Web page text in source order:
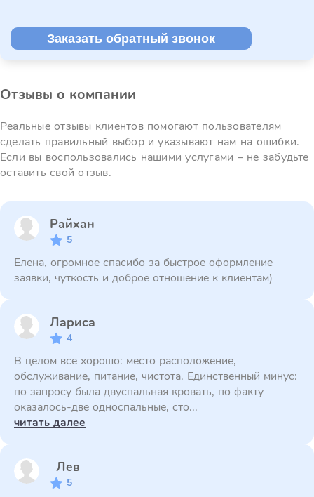
Заказать обратный звонок
Отзывы о компании
Реальные отзывы клиентов помогают пользователям
сделать правильный выбор и указывают нам на ошибки.
Если вы воспользовались нашими услугами – не забудьте
оставить свой отзыв.
Райхан
5
Елена, огромное спасибо за быстрое оформление
заявки, чуткость и доброе отношение к клиентам)
Лариса
4
В целом все хорошо: место расположение,
обслуживание, питание, чистота. Единственный минус:
по запросу была двуспальная кровать, по факту
оказалось-две односпальные, сто...
читать далее
Лев
5